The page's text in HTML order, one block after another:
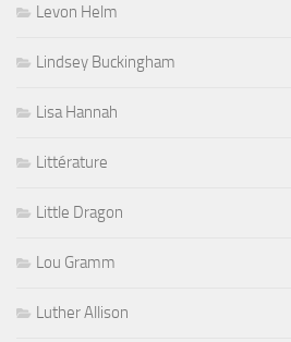
Levon Helm
Lindsey Buckingham
Lisa Hannah
Littérature
Little Dragon
Lou Gramm
Luther Allison